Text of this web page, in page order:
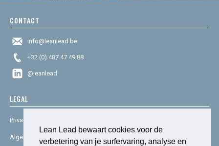
Lean Lead bewaart cookies voor de
verbetering van je surfervaring, analyse en
CONTACT
info@leanlead.be
+32 (0) 487 47 49 88
@leanlead
LEGAL
Privacy & cookies
Algemene voorwaarden